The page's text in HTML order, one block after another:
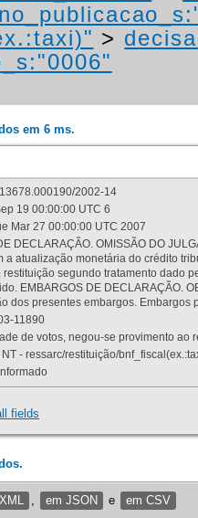
>
em 6 ms.
13678.000190/2002-14
19 00:00:00 UTC 6
Mar 27 00:00:00 UTC 2007
DECLARAÇÃO. OMISSÃO DO
atualização monetária do crédito
segundo tratamento dado
EMBARGOS DE DECLARAÇÃO.
dos presentes embargos. Embargos
11890
de votos, negou-se provimento ao
NT - ressarc/restituição/
fields
em JSON e em CSV